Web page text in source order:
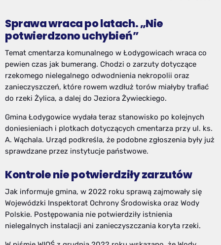
Sprawa wraca po latach. „Nie
potwierdzono uchybień”
Temat cmentarza komunalnego w Łodygowicach wraca co
pewien czas jak bumerang. Chodzi o zarzuty dotyczące
rzekomego nielegalnego odwodnienia nekropolii oraz
zanieczyszczeń, które rowem wzdłuż torów miałyby trafiać
do rzeki Żylica, a dalej do Jeziora Żywieckiego.
Gmina Łodygowice wydała teraz stanowisko po kolejnych
doniesieniach i plotkach dotyczących cmentarza przy ul. ks.
A. Wąchala. Urząd podkreśla, że podobne zgłoszenia były już
sprawdzane przez instytucje państwowe.
Kontrole nie potwierdziły zarzutów
Jak informuje gmina, w 2022 roku sprawą zajmowały się
Wojewódzki Inspektorat Ochrony Środowiska oraz Wody
Polskie. Postępowania nie potwierdziły istnienia
nielegalnych instalacji ani zanieczyszczania koryta rzeki.